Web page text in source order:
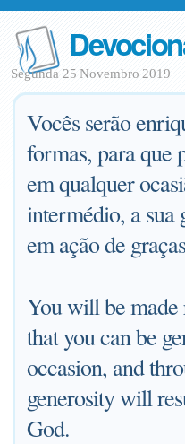
Segunda 25 Novembro 2019
Vocês serão
formas, para que
em qualquer
intermédio, a sua
em ação de
You will be
that you can be
occasion, and
generosity will
God.